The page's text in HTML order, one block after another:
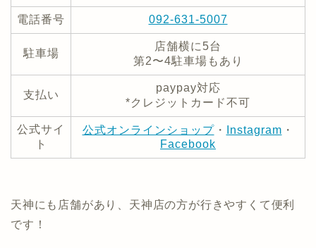
電話番号 092-631-5007
駐車場
店舗横に5台
第2〜4駐車場もあり
支払い
paypay対応
*クレジットカード不可
公式サイ
ト
公式オンラインショップ・ Instagram ・
Facebook
天神にも店舗があり、天神店の方が行きやすくて便利
です！